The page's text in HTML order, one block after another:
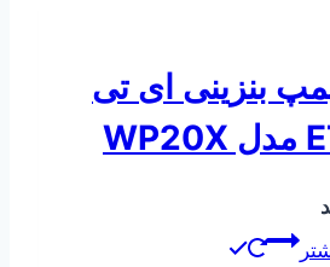
بنزینی ای تی